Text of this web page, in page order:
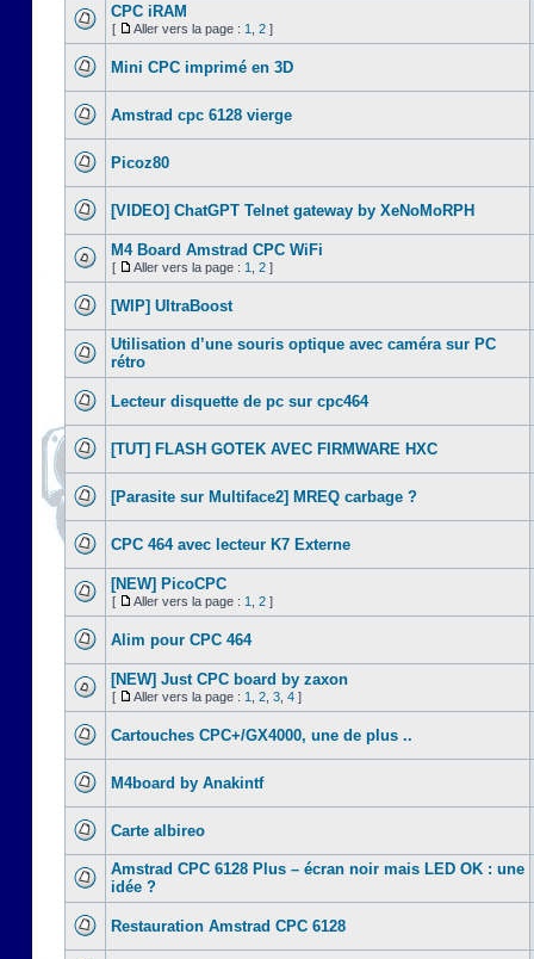
CPC iRAM
[ Aller vers la page : 1 2 ]
Mini CPC imprimé en 3D
Amstrad cpc 6128 vierge
Picoz80
[VIDEO] ChatGPT Telnet gateway by XeNoMoRPH
M4 Board Amstrad CPC WiFi
[ Aller vers la page : 1 2 ]
[WIP] UltraBoost
Utilisation d’une souris optique avec caméra sur PC
rétro
Lecteur disquette de pc sur cpc464
[TUT] FLASH GOTEK AVEC FIRMWARE HXC
[Parasite sur Multiface2] MREQ carbage ?
CPC 464 avec lecteur K7 Externe
[NEW] PicoCPC
[ Aller vers la page : 1 2 ]
Alim pour CPC 464
[NEW] Just CPC board by zaxon
[ Aller vers la page : 1 2 3 4 ]
Cartouches CPC+/GX4000, une de plus ..
M4board by Anakintf
Carte albireo
Amstrad CPC 6128 Plus – écran noir mais LED OK : une
idée ?
Restauration Amstrad CPC 6128